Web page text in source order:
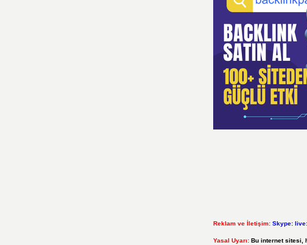
Reklam ve İletişim: Skype:
Yasal Uyarı: Bu internet sitesi,